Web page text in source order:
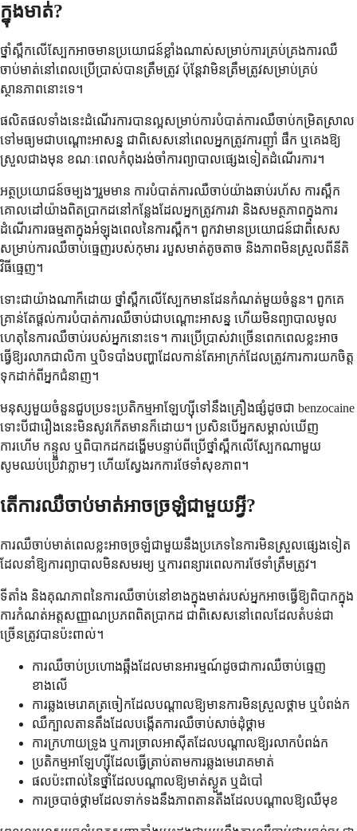
ក្នុងមាត់?
ថ្នាំស្ពឹកលើស្បែកអាចមានប្រយោជន៍ខ្លាំងណាស់សម្រាប់ការគ្រប់គ្រងការឈឺ
ចាប់មាត់នៅពេលប្រើប្រាស់បានត្រឹមត្រូវ ប៉ុន្តែវាមិនត្រឹមត្រូវសម្រាប់គ្រប់
ស្ថានភាពនោះទេ។
ផលិតផលទាំងនេះដំណើរការបានល្អសម្រាប់ការបំបាត់ការឈឺចាប់កម្រិតស្រាល
ទៅមធ្យមជាបណ្តោះអាសន្ន ជាពិសេសនៅពេលអ្នកត្រូវការញ៉ាំ ផឹក ឬគេងឱ្យ
ស្រួលជាងមុន ខណៈពេលកំពុងរង់ចាំការព្យាបាលផ្សេងទៀតដំណើរការ។
អត្ថប្រយោជន៍ចម្បងៗរួមមាន ការបំបាត់ការឈឺចាប់យ៉ាងឆាប់រហ័ស ការស្ពឹក
គោលដៅយ៉ាងពិតប្រាកដនៅកន្លែងដែលអ្នកត្រូវការវា និងសមត្ថភាពក្នុងការ
ដំណើរការធម្មតាក្នុងអំឡុងពេលនៃការស្ពឹក។ ពួកវាមានប្រយោជន៍ជាពិសេស
សម្រាប់ការឈឺចាប់ធ្មេញរបស់កុមារ របួសមាត់តូចតាច និងភាពមិនស្រួលពីនីតិ
វិធីធ្មេញ។
ទោះជាយ៉ាងណាក៏ដោយ ថ្នាំស្ពឹកលើស្បែកមានដែនកំណត់មួយចំនួន។ ពួកគេ
គ្រាន់តែផ្តល់ការបំបាត់ការឈឺចាប់ជាបណ្តោះអាសន្ន ហើយមិនព្យាបាលមូល
ហេតុនៃការឈឺចាប់របស់អ្នកនោះទេ។ ការប្រើប្រាស់វាច្រើនពេកពេលខ្លះអាច
ធ្វើឱ្យរលាកជាលិកា ឬបិទបាំងបញ្ហាដែលកាន់តែអាក្រក់ដែលត្រូវការការយកចិត្ត
ទុកដាក់ពីអ្នកជំនាញ។
មនុស្សមួយចំនួនជួបប្រទះប្រតិកម្មអាឡែហ្ស៊ីទៅនឹងគ្រឿងផ្សំដូចជា benzocaine
ទោះបីជារឿងនេះមិនសូវកើតមានក៏ដោយ។ ប្រសិនបើអ្នកសម្គាល់ឃើញ
ការហើម កន្ទួល ឬពិបាកដកដង្ហើមបន្ទាប់ពីប្រើថ្នាំស្ពឹកលើស្បែកណាមួយ
សូមឈប់ប្រើវាភ្លាមៗ ហើយស្វែងរកការថែទាំសុខភាព។
តើការឈឺចាប់មាត់អាចច្រឡំជាមួយអ្វី?
ការឈឺចាប់មាត់ពេលខ្លះអាចច្រឡំជាមួយនឹងប្រភេទនៃការមិនស្រួលផ្សេងទៀត
ដែលនាំឱ្យការព្យាបាលមិនសមរម្យ ឬការពន្យារពេលការថែទាំត្រឹមត្រូវ។
ទីតាំង និងគុណភាពនៃការឈឺចាប់នៅខាងក្នុងមាត់របស់អ្នកអាចធ្វើឱ្យពិបាកក្នុង
ការកំណត់អត្តសញ្ញាណប្រភពពិតប្រាកដ ជាពិសេសនៅពេលដែលតំបន់ជា
ច្រើនត្រូវបានប៉ះពាល់។
ការឈឺចាប់ប្រហោងឆ្អឹងដែលមានអារម្មណ៍ដូចជាការឈឺចាប់ធ្មេញ
ខាងលើ
ការឆ្លងមេរោគត្រចៀកដែលបណ្តាលឱ្យមានការមិនស្រួលថ្គាម ឬបំពង់ក
ឈឺក្បាលតានតឹងដែលបង្កើតការឈឺចាប់សាច់ដុំថ្គាម
ការក្រហាយទ្រូង ឬការច្រាលអាស៊ីតដែលបណ្តាលឱ្យរលាកបំពង់ក
ប្រតិកម្មអាឡែហ្ស៊ីដែលធ្វើត្រាប់តាមការឆ្លងមេរោគមាត់
ផលប៉ះពាល់នៃថ្នាំដែលបណ្តាលឱ្យមាត់ស្ងួត ឬដំបៅ
ការច្របាច់ថ្គាមដែលទាក់ទងនឹងភាពតានតឹងដែលបណ្តាលឱ្យឈឺមុខ